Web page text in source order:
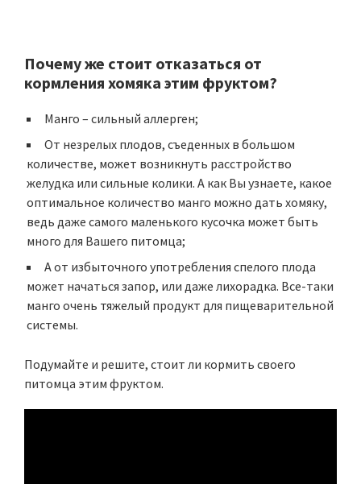
Почему же стоит отказаться от
кормления хомяка этим фруктом?
Манго – сильный аллерген;
От незрелых плодов, съеденных в большом
количестве, может возникнуть расстройство
желудка или сильные колики. А как Вы узнаете, какое
оптимальное количество манго можно дать хомяку,
ведь даже самого маленького кусочка может быть
много для Вашего питомца;
А от избыточного употребления спелого плода
может начаться запор, или даже лихорадка. Все-таки
манго очень тяжелый продукт для пищеварительной
системы.
Подумайте и решите, стоит ли кормить своего
питомца этим фруктом.